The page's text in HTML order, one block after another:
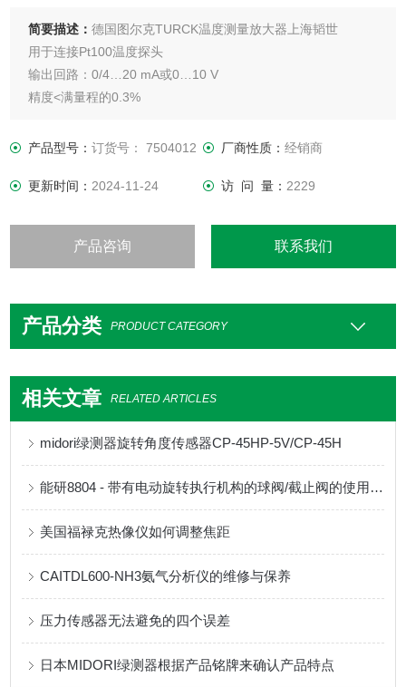
简要描述：德国图尔克TURCK温度测量放大器上海韬世
用于连接Pt100温度探头
输出回路：0/4…20 mA或0…10 V
精度<满量程的0.3%
反极性保护输入
产品型号：订货号： 7504012 厂商性质： 经销商
更新时间：2024-11-24 访 问 量： 2229
产品咨询 联系我们
产品分类 PRODUCT CATEGORY
相关文章 RELATED ARTICLES
midori绿测器旋转角度传感器CP-45HP-5V/CP-45H
能研8804 - 带有电动旋转执行机构的球阀/截止阀的使用说明
美国福禄克热像仪如何调整焦距
CAITDL600-NH3氨气分析仪的维修与保养
压力传感器无法避免的四个误差
日本MIDORI绿测器根据产品铭牌来确认产品特点